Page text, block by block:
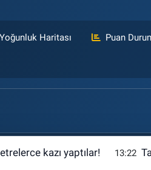
Haritası Puan
kazı yaptılar! 13:22